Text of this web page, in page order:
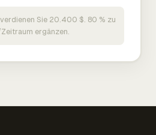
Sie 20.400 $. 80 % zu
ergänzen.